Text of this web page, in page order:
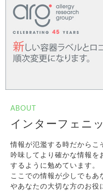
ABOUT
インターフェニ
情報が氾濫する時だからこ
吟味してより確かな情報を
するように勉めています。
ここでの情報が少しでもあ
やあなたの大切な方のお役